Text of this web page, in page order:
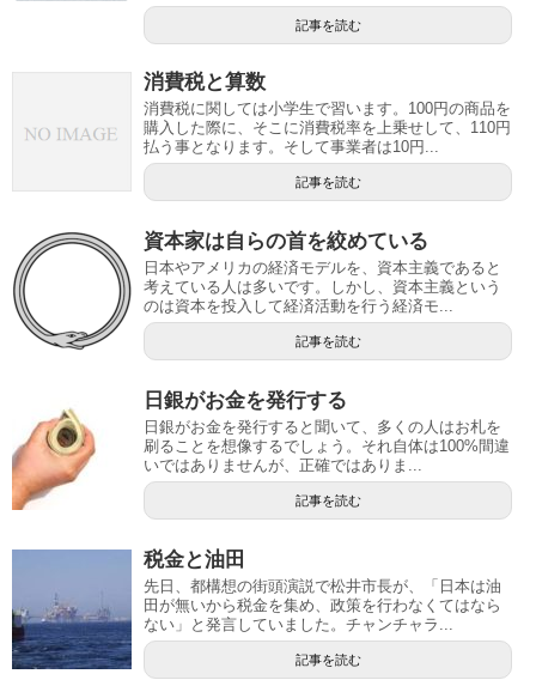
記事を読む
消費税と算数
消費税に関しては小学生で習います。100円の商品を
購入した際に、そこに消費税率を上乗せして、110円
払う事となります。そして事業者は10円...
記事を読む
資本家は自らの首を絞めている
日本やアメリカの経済モデルを、資本主義であると
考えている人は多いです。しかし、資本主義という
のは資本を投入して経済活動を行う経済モ...
記事を読む
日銀がお金を発行する
日銀がお金を発行すると聞いて、多くの人はお札を
刷ることを想像するでしょう。それ自体は100%間違
いではありませんが、正確ではありま...
記事を読む
税金と油田
先日、都構想の街頭演説で松井市長が、「日本は油
田が無いから税金を集め、政策を行わなくてはなら
ない」と発言していました。チャンチャラ...
記事を読む